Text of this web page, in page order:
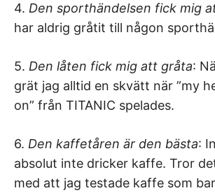
4. Den sporthändelsen fick mig
har aldrig gråtit till någon
5. Den låten fick mig att gråta:
grät jag alltid en skvätt när ”my
on” från TITANIC spelades.
6. Den kaffetåren är den bästa:
absolut inte dricker kaffe. Tror
med att jag testade kaffe som